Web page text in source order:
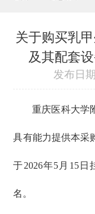
关于购买乳
及其配套
发布日
重庆医科大学
具有能力提供本采
于2026年5月15
名。